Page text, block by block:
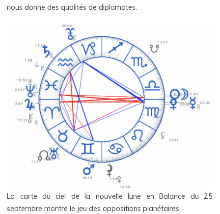
nous donne des qualités de diplomates.
La carte du ciel de la nouvelle lune en Balance du 25
septembre montre le jeu des oppositions planétaires